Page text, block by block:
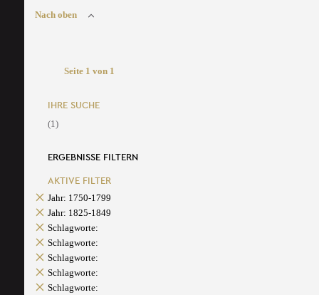
Nach oben
Seite 1 von 1
IHRE SUCHE
(1)
ERGEBNISSE FILTERN
AKTIVE FILTER
Jahr: 1750-1799
Jahr: 1825-1849
Schlagworte:
Schlagworte:
Schlagworte:
Schlagworte:
Schlagworte: